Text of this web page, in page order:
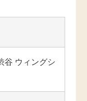
谷 ウィングシ